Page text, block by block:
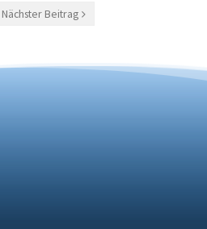
Nächster Beitrag